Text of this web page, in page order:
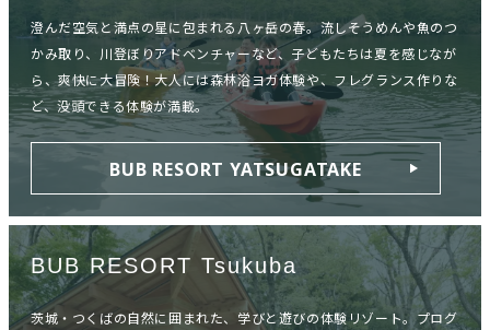
澄んだ空気と満点の星に包まれる八ヶ岳の春。流しそうめんや魚のつ
かみ取り、川登ぼりアドベンチャーなど、子どもたちは夏を感じなが
ら、爽快に大冒険！大人には森林浴ヨガ体験や、フレグランス作りな
ど、没頭できる体験が満載。
BUB RESORT YATSUGATAKE
BUB RESORT Tsukuba
茨城・つくばの自然に囲まれた、学びと遊びの体験リゾート。プログ